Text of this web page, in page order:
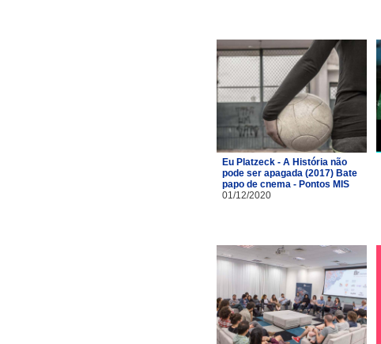
Eu Platzeck - A História não
pode ser apagada (2017) Bate
papo de cnema - Pontos MIS
01/12/2020